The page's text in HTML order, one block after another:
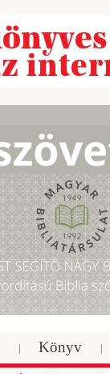
Könyv